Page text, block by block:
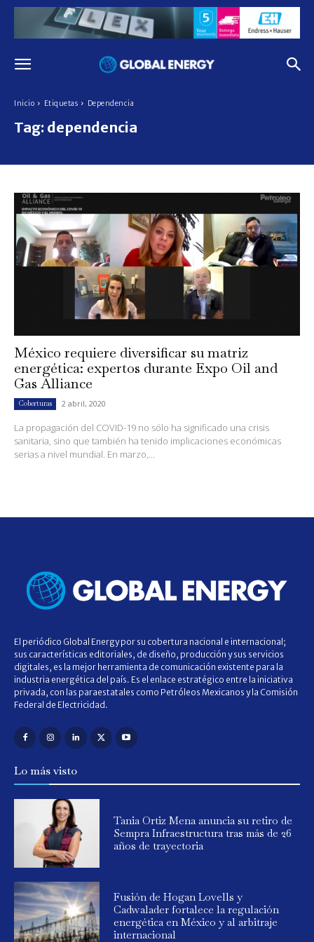
Inicio Etiquetas Dependencia
Tag: dependencia
México requiere diversificar su matriz
energética: expertos durante Expo Oil and
Gas Alliance
Coberturas 2 abril, 2020
La propagación del COVID-19 no sólo ha significado una crisis
sanitaria, sino que también ha tenido implicaciones económicas
serias a nivel mundial. En marzo,...
El periódico Global Energy por su cobertura nacional e internacional;
sus características editoriales, de diseño, producción y sus servicios
digitales, es la mejor herramienta de comunicación existente para la
industria energética del país. Es el enlace estratégico entre la iniciativa
privada, con las paraestatales como Petróleos Mexicanos y la Comisión
Federal de Electricidad.
Lo más visto
Tania Ortiz Mena anuncia su retiro de
Sempra Infraestructura tras más de 26
años de trayectoria
Fusión de Hogan Lovells y
Cadwalader fortalece la regulación
energética en México y al arbitraje
internacional